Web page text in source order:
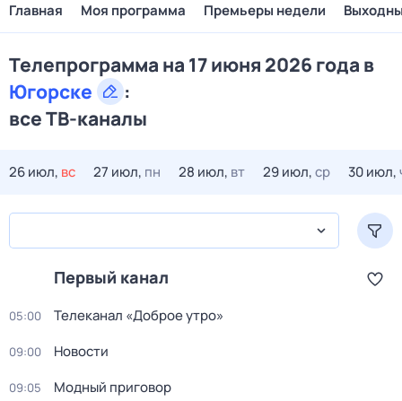
Главная Моя программа Премьеры недели
Телепрограмма на 17 июня 2026 года в
Югорске
:
все ТВ-каналы
26 июл, вс 27 июл, пн 28 июл, вт 29 июл,ср 30 июл,
Первый канал
05:00 Телеканал «Доброе утро»
09:00 Новости
09:05 Модный приговор